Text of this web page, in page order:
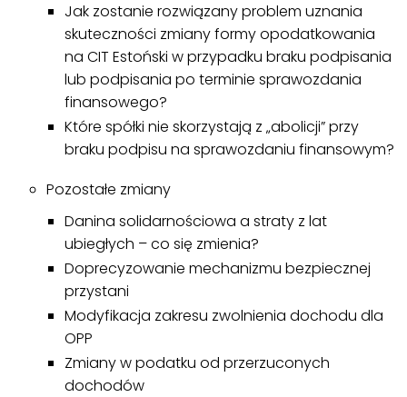
Jak zostanie rozwiązany problem uznania
skuteczności zmiany formy opodatkowania
na CIT Estoński w przypadku braku podpisania
lub podpisania po terminie sprawozdania
finansowego?
Które spółki nie skorzystają z „abolicji” przy
braku podpisu na sprawozdaniu finansowym?
Pozostałe zmiany
Danina solidarnościowa a straty z lat
ubiegłych – co się zmienia?
Doprecyzowanie mechanizmu bezpiecznej
przystani
Modyfikacja zakresu zwolnienia dochodu dla
OPP
Zmiany w podatku od przerzuconych
dochodów